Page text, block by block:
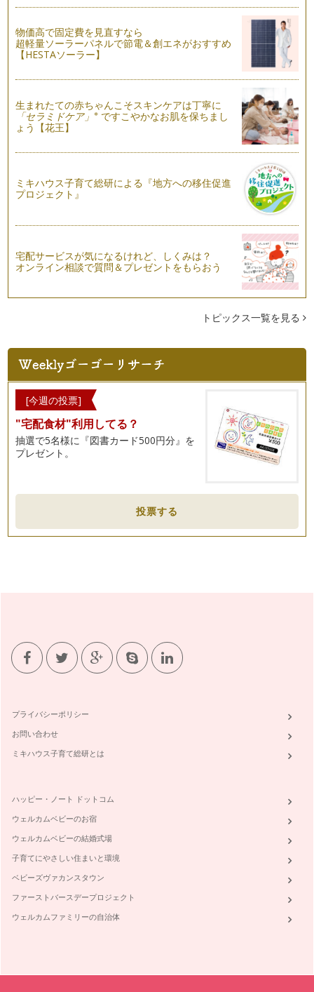
全国的に徐々に梅雨入りとなり、傘を開くことが多くなってき
ました。 じめじめしていて…
言語や習慣、生活様式が違っても、子どもに対して発せられる
絵本の力はどこの国も同じ、キラキラ…
発想を楽しむ本！をさまざまご紹介☆
普段何気なく見ているものが、本当は「ちがった」ものかもし
れない・・・たまに、子どもたちの発…
園や学校などが舞台の絵本をご紹介☆
４月も半ば、子どもたちも新しい環境に慣れたころでしょう
４月に入り、全国的に桜が美しく咲き誇る季節になりました。
東京では３月下旬に開花しましたが、…
新年度が今から楽しみ！わくわくした気持ちで読みたい絵本☆
春は別れの季節・・・卒園、卒業に向けた絵本をご紹介☆
３月になりました。 春は別れと出会いの季節と言いますが、
やはり卒園・卒業がせまって…
冬の絵本から春を感じる絵本、そしてお雛祭りまで♪
寒い寒い冬が、終わろうとしています。 雪深い地域はまだま
だ寒さが続くと思いますが、…
寒いからこそ読みたいあったかい絵本☆
立春が過ぎてもまだまだ寒い日が続いています。 風がびゅう
☆新年の干支、ひつじの絵本をご紹介☆
２０１５年になりました。 本年もどうぞよろしくお願い申し
上げます。 &nb…
っという間に１年が過ぎてゆきます。…
ぐっと秋を感じよう☆ あちこちで秋がみつかります♪
文化の秋、食欲の秋、イベントや旅行の秋・・・など、何をし
ても過ごしやすく、様々なことを楽し…
かれるようになりました。様々な仮装…
最近では５月などの早い時期に運動会を行う学校も増えていま
すが、まだまだ秋に行うところがほと…
行楽のシーズン！お弁当持ってどこにいく？
残暑もだいぶ落ち着き、秋めいてきました。虫の声も優しく響
き、賑やかな演奏会はまた来年・・・…
物価高で固定費を見直すなら
超軽量ソーラーパネルで節電＆創エネがおすすめ
【HESTAソーラー】
生まれたての赤ちゃんこそスキンケアは丁寧に
「セラミドケア」※ ですこやかなお肌を保ちまし
ょう【花王】
ミキハウス子育て総研による『地方への移住促進
プロジェクト』
宅配サービスが気になるけれど、しくみは？
オンライン相談で質問＆プレゼントをもらおう
トピックス一覧を見る
[今週の投票]
"宅配食材"利用してる？
抽選で5名様に『図書カード500円分』を
プレゼント。
投票する
プライバシーポリシー
お問い合わせ
ミキハウス子育て総研とは
ハッピー・ノート ドットコム
ウェルカムベビーのお宿
ウェルカムベビーの結婚式場
子育てにやさしい住まいと環境
ベビーズヴァカンスタウン
ファーストバースデープロジェクト
ウェルカムファミリーの自治体